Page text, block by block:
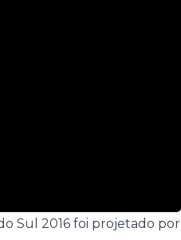
Sul 2016 foi projetado por